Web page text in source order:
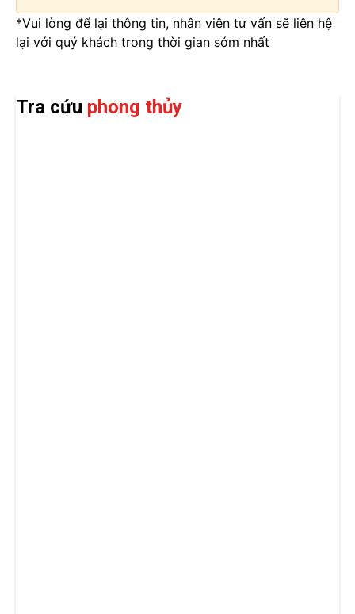
*Vui lòng để lại thông tin, nhân viên tư vấn sẽ liên hệ
lại với quý khách trong thời gian sớm nhất
Tra cứu phong thủy